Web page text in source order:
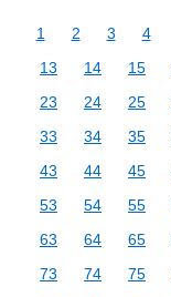
1 2 3 4
13
14 15
23
24 25
33
34 35
43
44 45
53
54 55
63
64 65
73
74 75